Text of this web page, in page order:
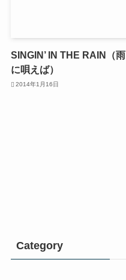
SINGIN’ IN THE RAIN（雨
に唄えば）
2014年1月16日
Category